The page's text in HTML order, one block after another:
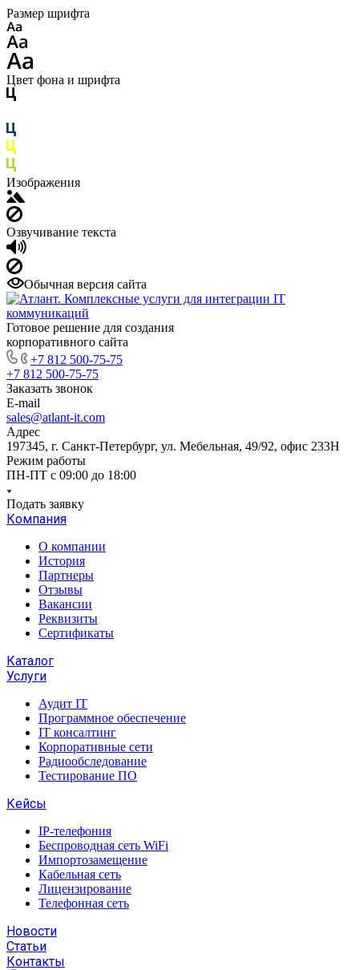
Размер шрифта
Цвет фона и шрифта
Изображения
Озвучивание текста
Обычная версия сайта
Готовое решение для создания
корпоративного сайта
+7 812 500-75-75
+7 812 500-75-75
Заказать звонок
E-mail
sales@atlant-it.com
Адрес
197345, г. Санкт-Петербург, ул. Мебельная, 49/92, офис 233Н
Режим работы
ПН-ПТ с 09:00 до 18:00
Подать заявку
Компания
О компании
История
Партнеры
Отзывы
Вакансии
Реквизиты
Сертификаты
Каталог
Услуги
Аудит IT
Программное обеспечение
IT консалтинг
Корпоративные сети
Радиообследование
Тестирование ПО
Кейсы
IP-телефония
Беспроводная сеть WiFi
Импортозамещение
Кабельная сеть
Лицензирование
Телефонная сеть
Новости
Статьи
Контакты